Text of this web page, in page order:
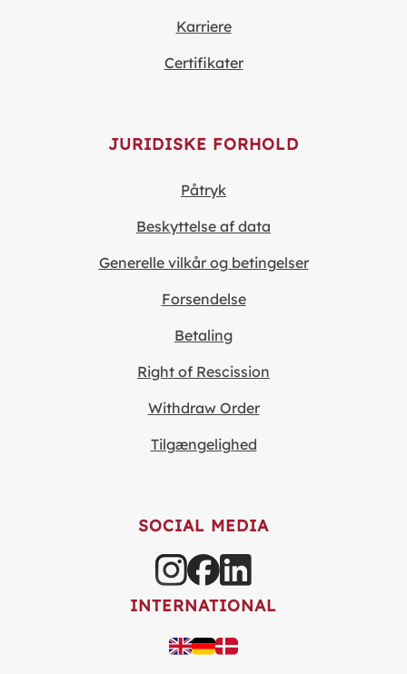
Karriere
Certifikater
JURIDISKE FORHOLD
Påtryk
Beskyttelse af data
Generelle vilkår og betingelser
Forsendelse
Betaling
Right of Rescission
Withdraw Order
Tilgængelighed
SOCIAL MEDIA
INTERNATIONAL